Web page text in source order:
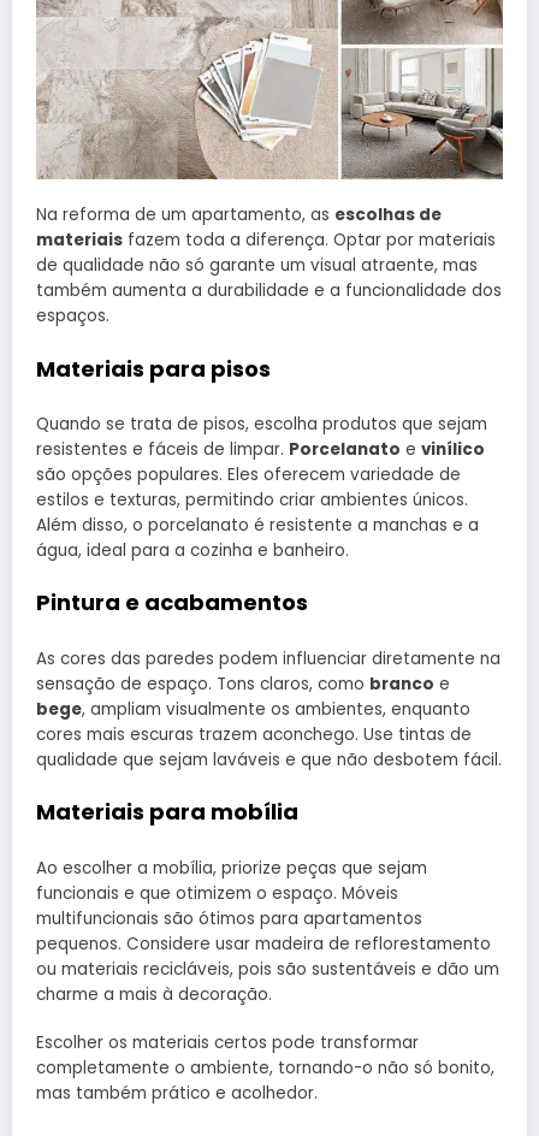
Na reforma de um apartamento, as escolhas de
materiais fazem toda a diferença. Optar por materiais
de qualidade não só garante um visual atraente, mas
também aumenta a durabilidade e a funcionalidade dos
espaços.
Materiais para pisos
Quando se trata de pisos, escolha produtos que sejam
resistentes e fáceis de limpar. Porcelanato e vinílico
são opções populares. Eles oferecem variedade de
estilos e texturas, permitindo criar ambientes únicos.
Além disso, o porcelanato é resistente a manchas e a
água, ideal para a cozinha e banheiro.
Pintura e acabamentos
As cores das paredes podem influenciar diretamente na
sensação de espaço. Tons claros, como branco e
bege, ampliam visualmente os ambientes, enquanto
cores mais escuras trazem aconchego. Use tintas de
qualidade que sejam laváveis e que não desbotem fácil.
Materiais para mobília
Ao escolher a mobília, priorize peças que sejam
funcionais e que otimizem o espaço. Móveis
multifuncionais são ótimos para apartamentos
pequenos. Considere usar madeira de reflorestamento
ou materiais recicláveis, pois são sustentáveis e dão um
charme a mais à decoração.
Escolher os materiais certos pode transformar
completamente o ambiente, tornando-o não só bonito,
mas também prático e acolhedor.